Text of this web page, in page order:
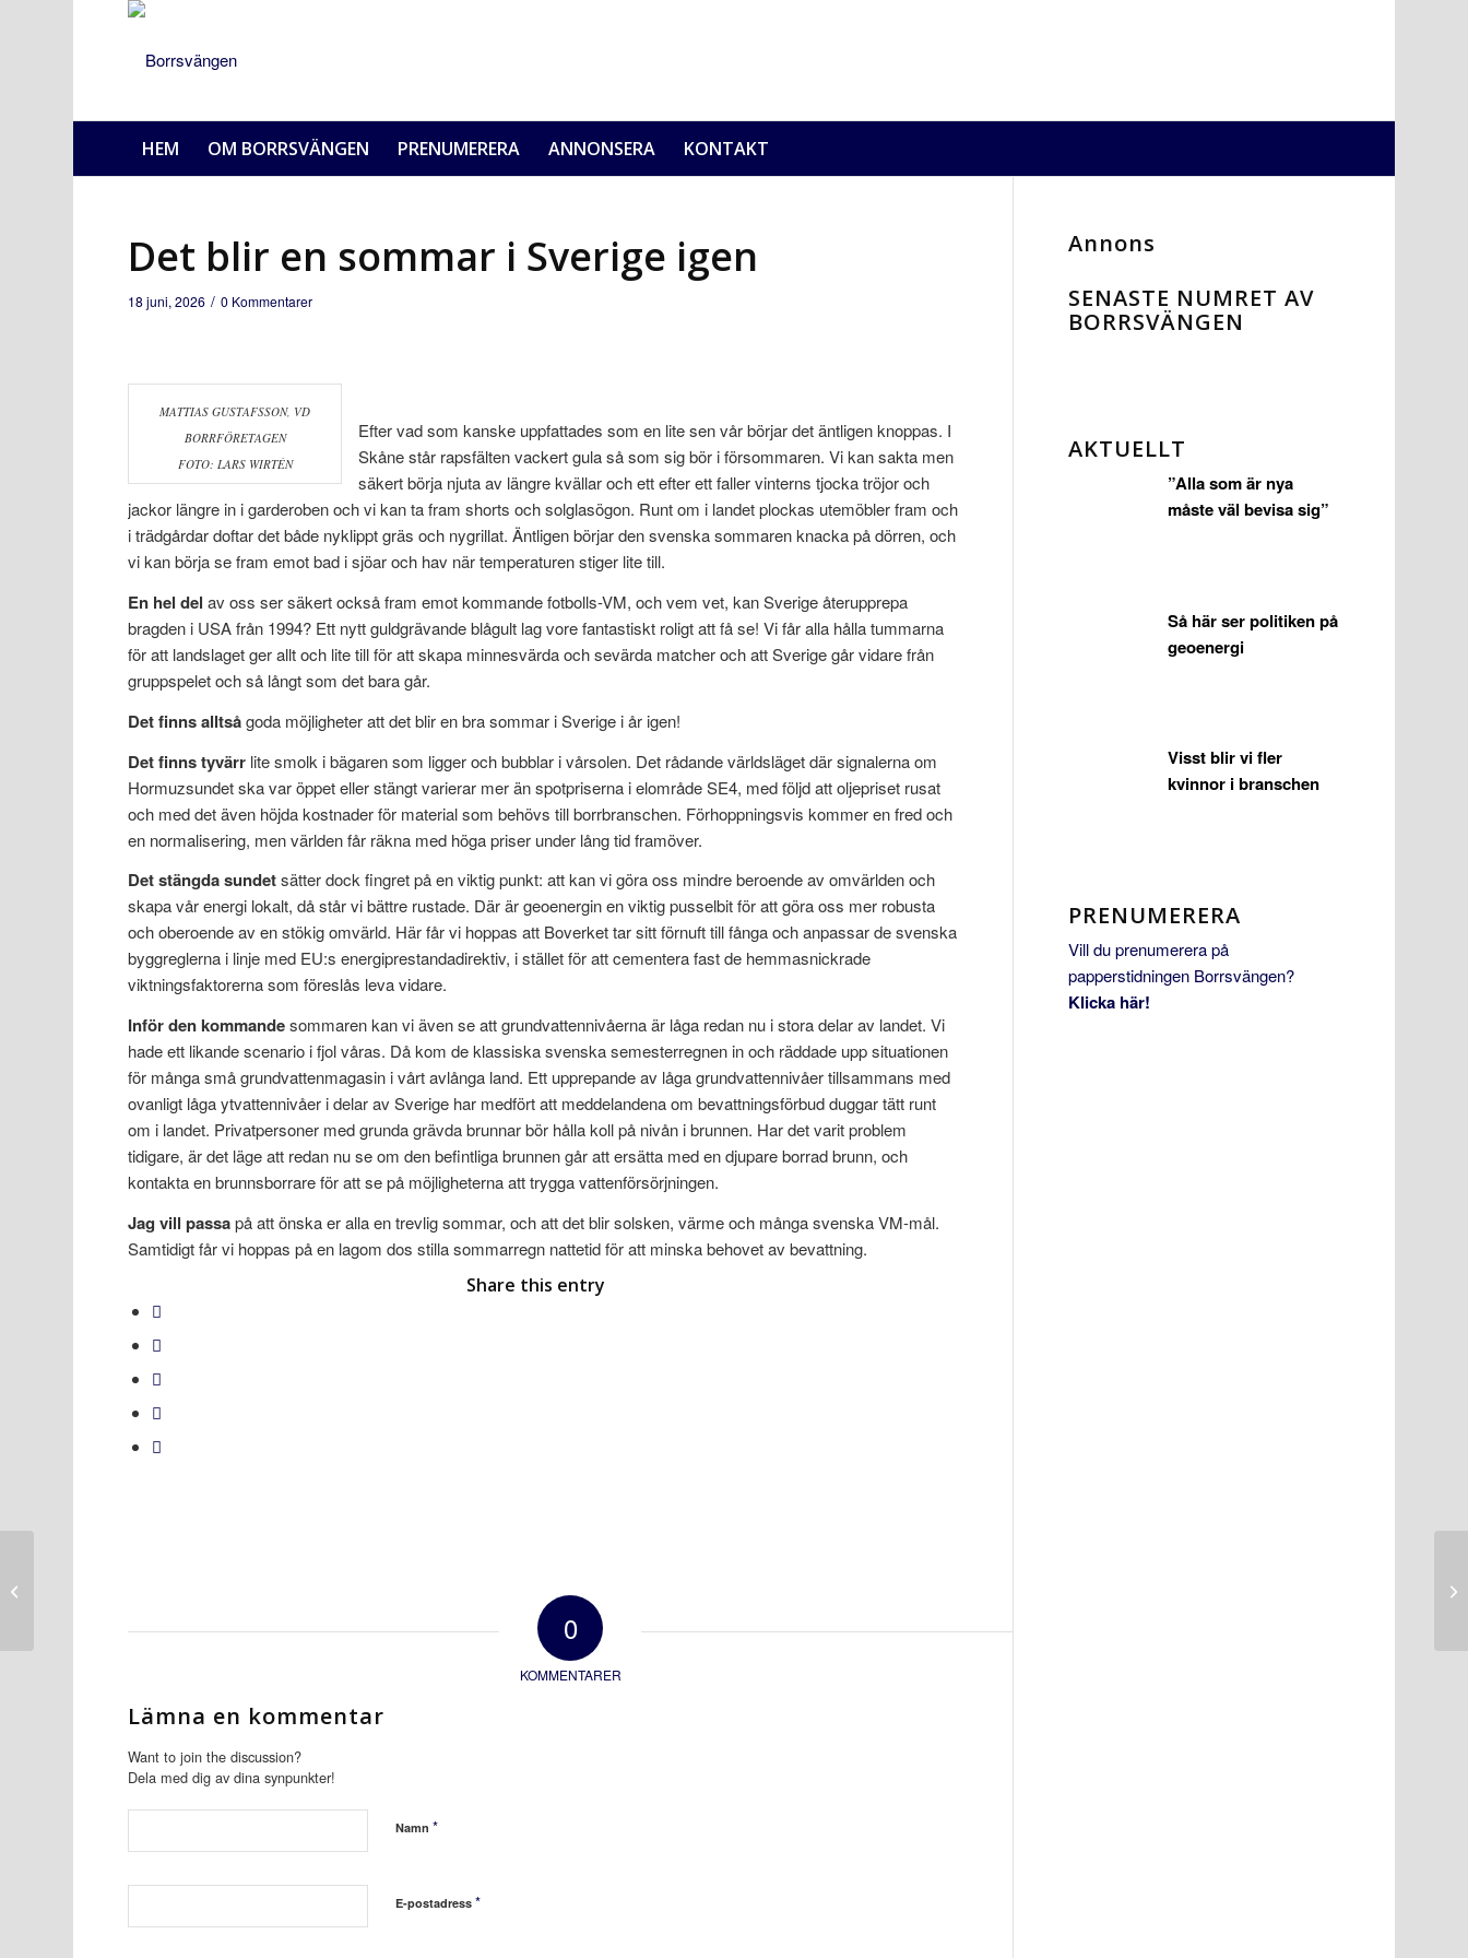
HEM OM BORRSVÄNGEN PRENUMERERA ANNONSERA KONTAKT
Det blir en sommar i Sverige igen
18 juni, 2026 / 0 Kommentarer
MATTIAS GUSTAFSSON, VD
BORRFÖRETAGEN
FOTO: LARS WIRTÉN
Efter vad som kanske uppfattades som en lite sen vår börjar det äntligen knoppas. I
Skåne står rapsfälten vackert gula så som sig bör i försommaren. Vi kan sakta men
säkert börja njuta av längre kvällar och ett efter ett faller vinterns tjocka tröjor och
jackor längre in i garderoben och vi kan ta fram shorts och solglasögon. Runt om i landet plockas utemöbler fram och
i trädgårdar doftar det både nyklippt gräs och nygrillat. Äntligen börjar den svenska sommaren knacka på dörren, och
vi kan börja se fram emot bad i sjöar och hav när temperaturen stiger lite till.
En hel del av oss ser säkert också fram emot kommande fotbolls-VM, och vem vet, kan Sverige återupprepa
bragden i USA från 1994? Ett nytt guldgrävande blågult lag vore fantastiskt roligt att få se! Vi får alla hålla tummarna
för att landslaget ger allt och lite till för att skapa minnesvärda och sevärda matcher och att Sverige går vidare från
gruppspelet och så långt som det bara går.
Det finns alltsågoda möjligheter att det blir en bra sommar i Sverige i år igen!
Det finns tyvärr lite smolk i bägaren som ligger och bubblar i vårsolen. Det rådande världsläget där signalerna om
Hormuzsundet ska var öppet eller stängt varierar mer än spotpriserna i elområde SE4, med följd att oljepriset rusat
och med det även höjda kostnader för material som behövs till borrbranschen. Förhoppningsvis kommer en fred och
en normalisering, men världen får räkna med höga priser under lång tid framöver.
Det stängda sundetsätter dock fingret på en viktig punkt: att kan vi göra oss mindre beroende av omvärlden och
skapa vår energi lokalt, då står vi bättre rustade. Där är geoenergin en viktig pusselbit för att göra oss mer robusta
och oberoende av en stökig omvärld. Här får vi hoppas att Boverket tar sitt förnuft till fånga och anpassar de svenska
byggreglerna i linje med EU:s energiprestandadirektiv, i stället för att cementera fast de hemmasnickrade
viktningsfaktorerna som föreslås leva vidare.
Inför den kommandesommaren kan vi även se att grundvattennivåerna är låga redan nu i stora delar av landet. Vi
hade ett likande scenario i fjol våras. Då kom de klassiska svenska semesterregnen in och räddade upp situationen
för många små grundvattenmagasin i vårt avlånga land. Ett upprepande av låga grundvattennivåer tillsammans med
ovanligt låga ytvattennivåer i delar av Sverige har medfört att meddelandena om bevattningsförbud duggar tätt runt
om i landet. Privatpersoner med grunda grävda brunnar bör hålla koll på nivån i brunnen. Har det varit problem
tidigare, är det läge att redan nu se om den befintliga brunnen går att ersätta med en djupare borrad brunn, och
kontakta en brunnsborrare för att se på möjligheterna att trygga vattenförsörjningen.
Jag vill passapå att önska er alla en trevlig sommar, och att det blir solsken, värme och många svenska VM-mål.
Samtidigt får vi hoppas på en lagom dos stilla sommarregn nattetid för att minska behovet av bevattning.
Share this entry
0
KOMMENTARER
Lämna en kommentar
Want to join the discussion?
Dela med dig av dina synpunkter!
Namn*
E-postadress*
Annons
SENASTE NUMRET AV
BORRSVÄNGEN
AKTUELLT
”Alla som är nya
måste väl bevisa sig”
Så här ser politiken på
geoenergi
Visst blir vi fler
kvinnor i branschen
PRENUMERERA
Vill du prenumerera på
papperstidningen Borrsvängen?
Klicka här!